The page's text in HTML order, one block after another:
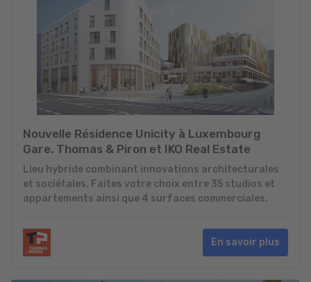
Nouvelle Résidence Unicity à Luxembourg
Gare. Thomas & Piron et IKO Real Estate
Lieu hybride combinant innovations architecturales
et sociétales. Faites votre choix entre 35 studios et
appartements ainsi que 4 surfaces commerciales.
En savoir plus